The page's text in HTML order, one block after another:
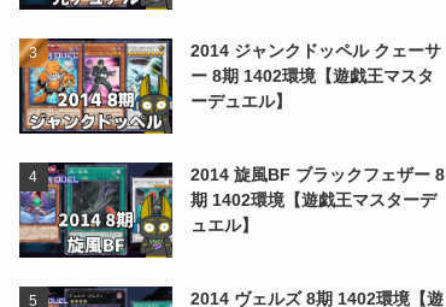
2014 ジャンクドッペル クェーサ
ー 8期 1402環境【遊戯王マスタ
ーデュエル】
2014 旋風BF ブラックフェザー 8
期 1402環境【遊戯王マスターデ
ュエル】
2014 ヴェルズ 8期 1402環境【遊